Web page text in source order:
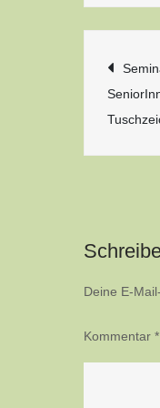
Deine E-
Kommentar *